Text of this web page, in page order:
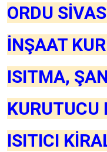
ORDU
İNŞAAT
ISITMA,
ISITICI